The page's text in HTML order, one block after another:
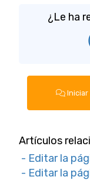
¿Le ha
Iniciar
Artículos
- Editar la
- Editar la